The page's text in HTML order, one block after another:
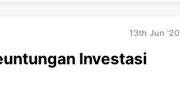
13th Jun '20
Investasi